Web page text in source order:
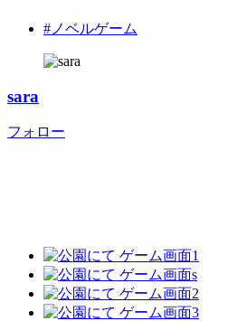
#ノベルゲーム
sara
フォロー